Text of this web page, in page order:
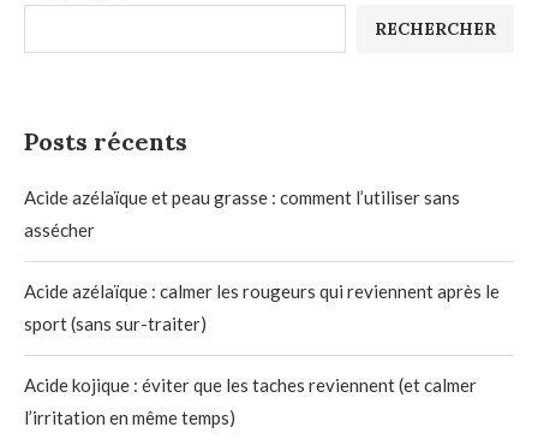
RECHERCHER
Posts récents
Acide azélaïque et peau grasse : comment l’utiliser sans
assécher
Acide azélaïque : calmer les rougeurs qui reviennent après le
sport (sans sur-traiter)
Acide kojique : éviter que les taches reviennent (et calmer
l’irritation en même temps)